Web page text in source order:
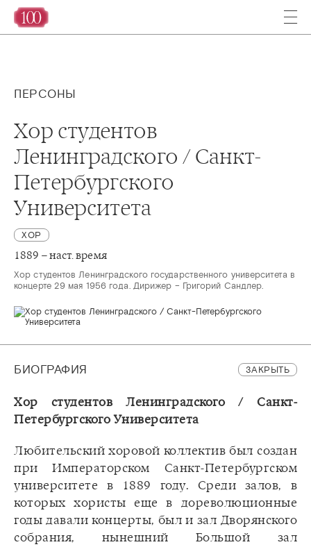
ПЕРСОНЫ
Хор студентов
Ленинградского / Санкт-
Петербургского
Университета
ХОР
1889 – наст. время
Хор студентов Ленинградского государственного университета в
концерте 29 мая 1956 года. Дирижер – Григорий Сандлер.
БИОГРАФИЯ ЗАКРЫТЬ
Хор студентов Ленинградского / Санкт-
Петербургского Университета
Любительский хоровой коллектив был создан
при Императорском Санкт-Петербургском
университете в 1889 году. Среди залов, в
которых хористы еще в дореволюционные
годы давали концерты, был и зал Дворянского
собрания, нынешний Большой зал